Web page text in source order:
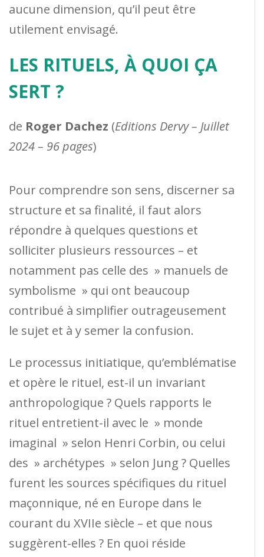
aucune dimension, qu’il peut être
utilement envisagé.
LES RITUELS, À QUOI ÇA
SERT ?
de Roger Dachez (Editions Dervy – Juillet
2024 – 96 pages)
Pour comprendre son sens, discerner sa
structure et sa finalité, il faut alors
répondre à quelques questions et
solliciter plusieurs ressources – et
notamment pas celle des » manuels de
symbolisme » qui ont beaucoup
contribué à simplifier outrageusement
le sujet et à y semer la confusion.
Le processus initiatique, qu’emblématise
et opère le rituel, est-il un invariant
anthropologique ? Quels rapports le
rituel entretient-il avec le » monde
imaginal » selon Henri Corbin, ou celui
des » archétypes » selon Jung ? Quelles
furent les sources spécifiques du rituel
maçonnique, né en Europe dans le
courant du XVIIe siècle – et que nous
suggèrent-elles ? En quoi réside